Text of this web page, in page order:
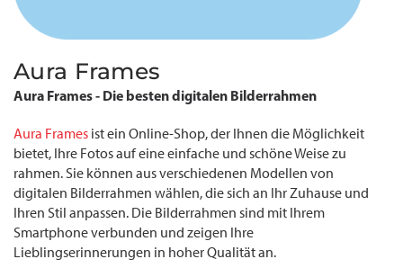
Aura Frames
Aura Frames - Die besten digitalen Bilderrahmen
Aura Frames ist ein Online-Shop, der Ihnen die Möglichkeit
bietet, Ihre Fotos auf eine einfache und schöne Weise zu
rahmen. Sie können aus verschiedenen Modellen von
digitalen Bilderrahmen wählen, die sich an Ihr Zuhause und
Ihren Stil anpassen. Die Bilderrahmen sind mit Ihrem
Smartphone verbunden und zeigen Ihre
Lieblingserinnerungen in hoher Qualität an.